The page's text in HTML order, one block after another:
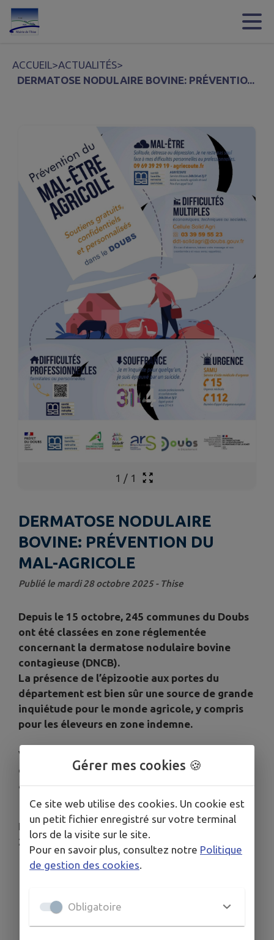
Contenu
ACCUEIL>ACTUALITÉS>
DERMATOSE NODULAIRE BOVINE: PRÉVENTIO...
1 / 1
DERMATOSE NODULAIRE
BOVINE: PRÉVENTION DU
MAL-AGRICOLE
Publié le mardi 28 octobre 2025 - Thise
Depuis le 15 octobre, 245 communes du Doubs
ont été classées en zone réglementée
concernant la dermatose nodulaire bovine
contagieuse (DNCB).
La présence de l’épizootie aux portes du
département est bien sûr une source de grande
inquiétude pour le monde agricole, y compris
pour les éleveurs en zone indemne.
Vous trouverez sur l'affiche, les coordonnées
des contacts utiles pour prévenir du mal-être
agricole.
La DDT reste à votre disposition au 03 39 59 55
23 (cellule Solid'Agri).
Gérer mes cookies 🍪
Ce site web utilise des cookies. Un cookie est
un petit fichier enregistré sur votre terminal
lors de la visite sur le site.
Pour en savoir plus, consultez notre Politique
de gestion des cookies
Obligatoire